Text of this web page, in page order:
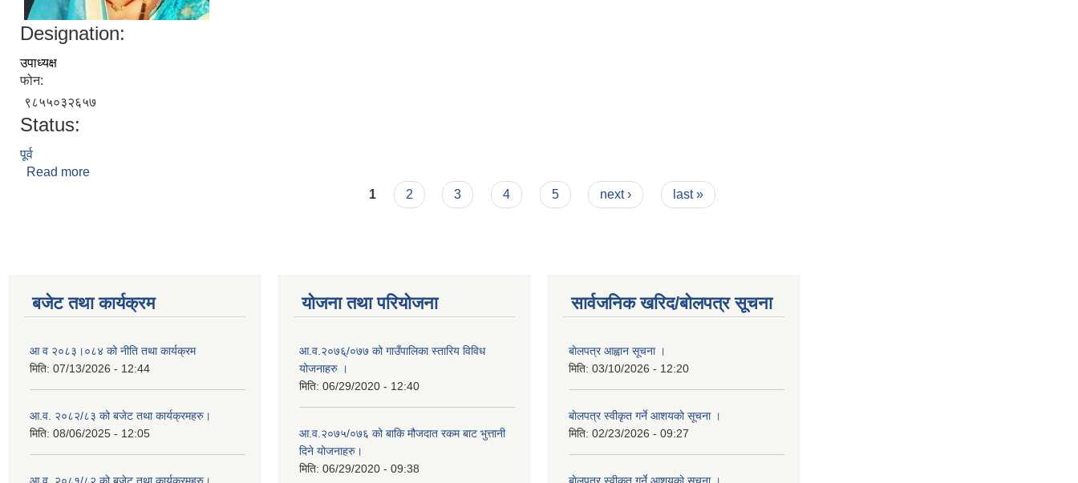
Designation:
उपाध्यक्ष
फोन:
९८५५०३२६५७
Status:
पूर्व
Read more
1 2 3 4 5 next › last »
बजेट तथा कार्यक्रम
आ व २०८३।०८४ को नीति तथा कार्यक्रम
मिति: 07/13/2026 - 12:44
आ.व. २०८२/८३ को बजेट तथा कार्यक्रमहरु।
मिति: 08/06/2025 - 12:05
योजना तथा परियोजना
आ.व.२०७६्/०७७ को गाउँपालिका स्तारिय विविध
योजनाहरु ।
मिति: 06/29/2020 - 12:40
आ.व.२०७५/०७६ को बाकि मौजदात रकम बाट भुत्तानी
दिने योजनाहरु।
मिति: 06/29/2020 - 09:38
सार्वजनिक खरिद/बोलपत्र सूचना
बाेलपत्र आह्वान सूचना ।
मिति: 03/10/2026 - 12:20
बाेलपत्र स्वीकृत गर्ने आशयकाे सूचना ।
मिति: 02/23/2026 - 09:27